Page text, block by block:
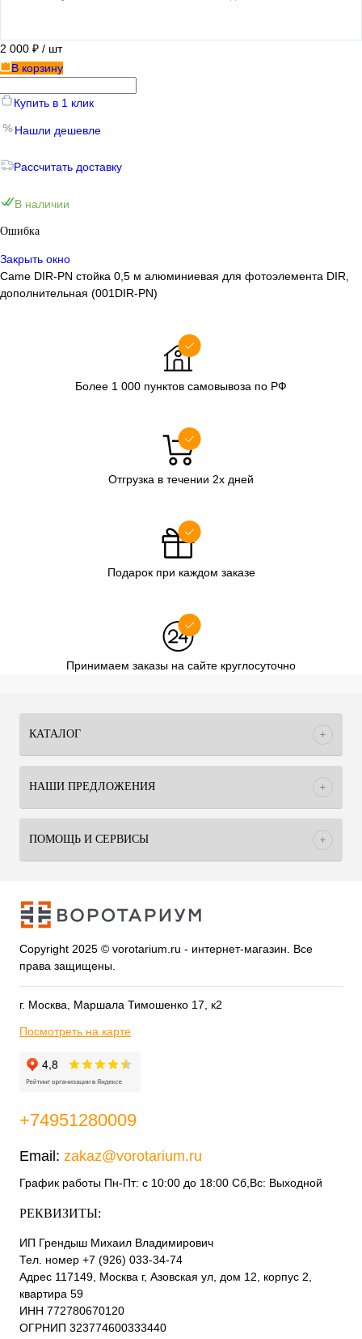
2 000 ₽ / шт
В корзину
Купить в 1 клик
Нашли дешевле
Рассчитать доставку
В наличии
Ошибка
Закрыть окно
Came DIR-PN стойка 0,5 м алюминиевая для фотоэлемента DIR,
дополнительная (001DIR-PN)
Более 1 000 пунктов самовывоза по РФ
Отгрузка в течении 2х дней
Подарок при каждом заказе
Принимаем заказы на сайте круглосуточно
КАТАЛОГ
НАШИ ПРЕДЛОЖЕНИЯ
ПОМОЩЬ И СЕРВИСЫ
Copyright 2025 © vorotarium.ru - интернет-магазин. Все
права защищены.
г. Москва, Маршала Тимошенко 17, к2
Посмотреть на карте
+74951280009
Email: zakaz@vorotarium.ru
График работы Пн-Пт: с 10:00 до 18:00 Сб,Вс: Выходной
РЕКВИЗИТЫ:
ИП Грендыш Михаил Владимирович
Тел. номер +7 (926) 033-34-74
Адрес 117149, Москва г, Азовская ул, дом 12, корпус 2,
квартира 59
ИНН 772780670120
ОГРНИП 323774600333440